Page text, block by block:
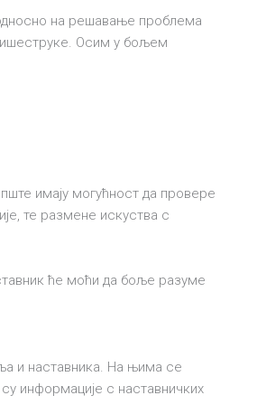
на решавање проблема
Осим у бољем
имају могућност да провере
те размене искуства с
ће моћи да боље разуме
и наставника. На њима се
информације с наставничких